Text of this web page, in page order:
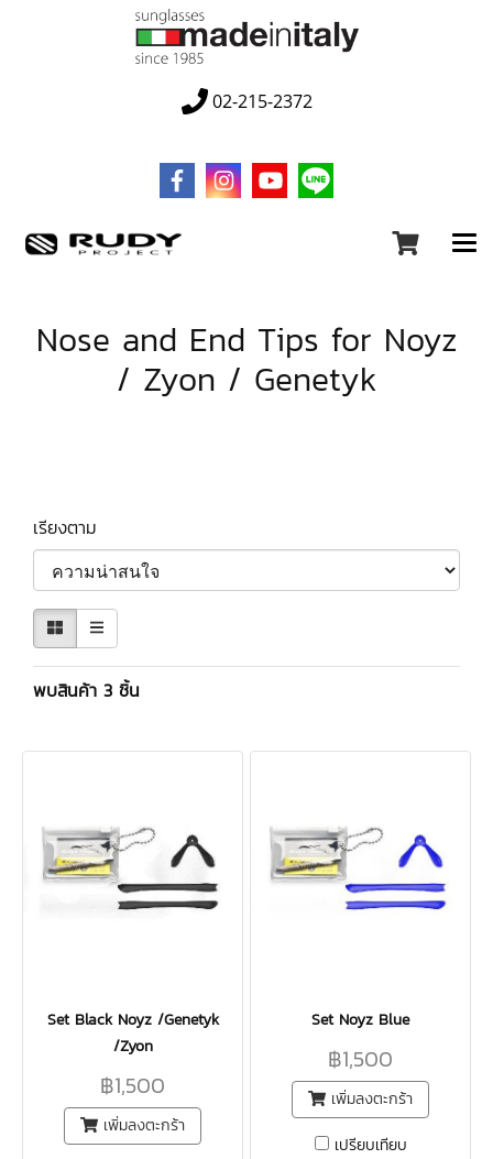
02-215-2372
Nose and End Tips for Noyz
/ Zyon / Genetyk
เรียงตาม
พบสินค้า 3 ชิ้น
Set Black Noyz /Genetyk
/Zyon
฿1,500
เพิ่มลงตะกร้า
Set Noyz Blue
฿1,500
เพิ่มลงตะกร้า
เปรียบเทียบ